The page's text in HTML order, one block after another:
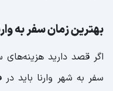
بهترین زمان سفر به
اگر قصد دارید هزینه‌های
سفر به شهر وارنا باید